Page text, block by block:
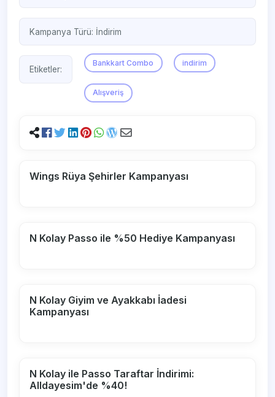
Kampanya Türü: İndirim
Etiketler:
Bankkart Combo indirim
Alışveriş
Wings Rüya Şehirler Kampanyası
N Kolay Passo ile %50 Hediye Kampanyası
N Kolay Giyim ve Ayakkabı İadesi
Kampanyası
N Kolay ile Passo Taraftar İndirimi:
Alldayesim'de %40!